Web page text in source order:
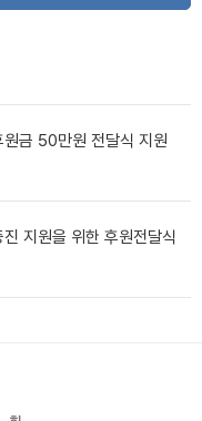
금 50만원 전달식 지원
지원을 위한 후원전달식